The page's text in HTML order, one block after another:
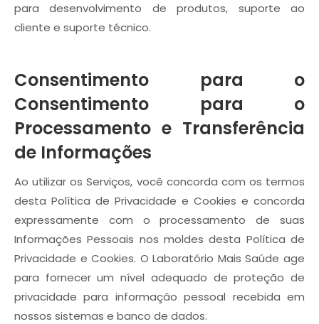
para desenvolvimento de produtos, suporte ao
cliente e suporte técnico.
Consentimento para o
Consentimento para o
Processamento e Transferência
de Informações
Ao utilizar os Serviços, você concorda com os termos
desta Política de Privacidade e Cookies e concorda
expressamente com o processamento de suas
Informações Pessoais nos moldes desta Política de
Privacidade e Cookies. O Laboratório Mais Saúde age
para fornecer um nível adequado de proteção de
privacidade para informação pessoal recebida em
nossos sistemas e banco de dados.